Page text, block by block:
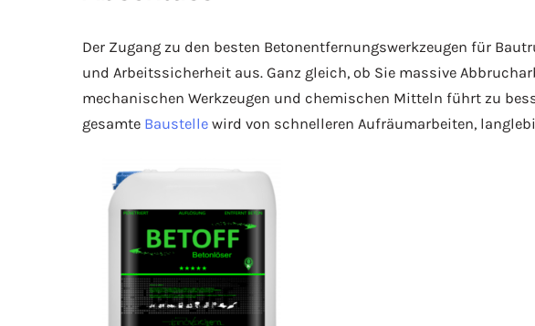
Der Zugang zu den besten Betonentfernungswerkzeugen für
und Arbeitssicherheit aus. Ganz gleich, ob Sie massive
mechanischen Werkzeugen und chemischen Mitteln führt zu
gesamte Baustelle wird von schnelleren Aufräumarbeiten,